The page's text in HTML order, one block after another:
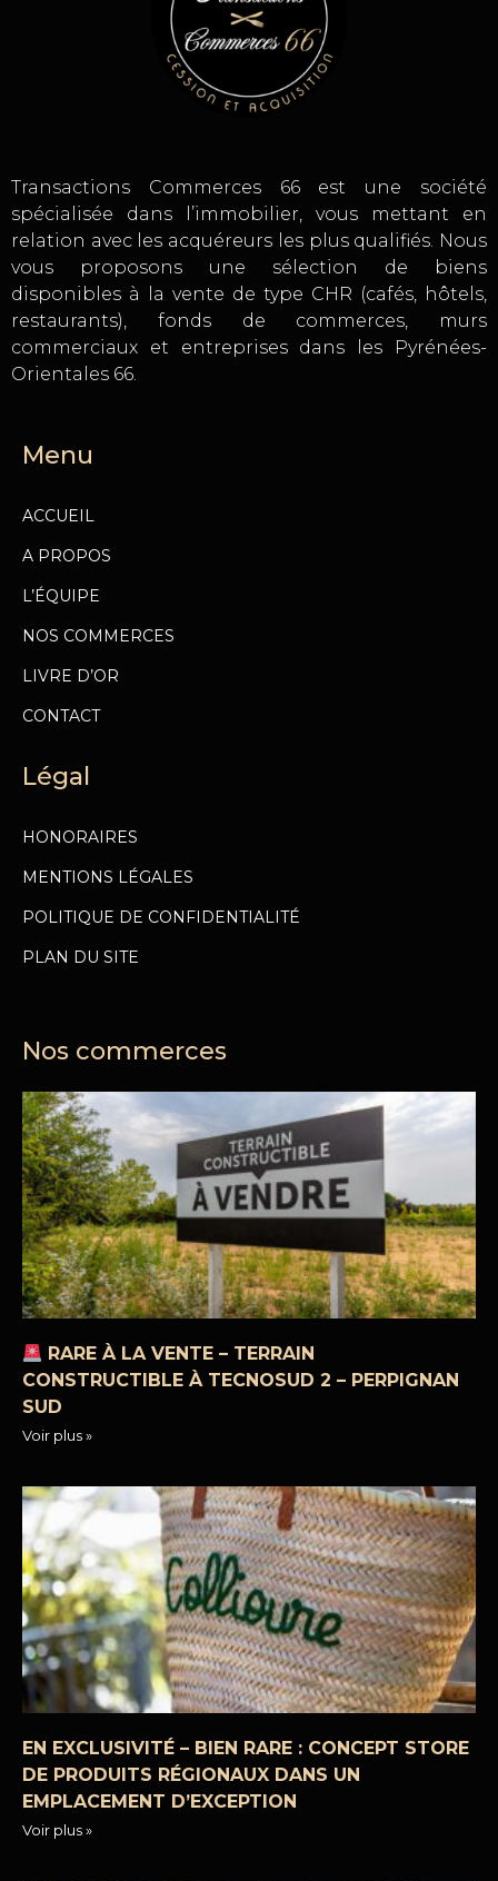
Transactions Commerces 66 est une société
spécialisée dans l’immobilier, vous mettant en
relation avec les acquéreurs les plus qualifiés. Nous
vous proposons une sélection de biens
disponibles à la vente de type CHR (cafés, hôtels,
restaurants), fonds de commerces, murs
commerciaux et entreprises dans les Pyrénées-
Orientales 66.
Menu
ACCUEIL
A PROPOS
L’ÉQUIPE
NOS COMMERCES
LIVRE D’OR
CONTACT
Légal
HONORAIRES
MENTIONS LÉGALES
POLITIQUE DE CONFIDENTIALITÉ
PLAN DU SITE
Nos commerces
RARE À LA VENTE – TERRAIN
CONSTRUCTIBLE À TECNOSUD 2 – PERPIGNAN
SUD
Voir plus »
EN EXCLUSIVITÉ – BIEN RARE : CONCEPT STORE
DE PRODUITS RÉGIONAUX DANS UN
EMPLACEMENT D’EXCEPTION
Voir plus »